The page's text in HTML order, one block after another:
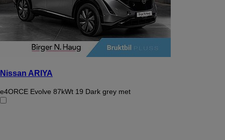
Nissan ARIYA
e4ORCE Evolve 87kWt 19 Dark grey met